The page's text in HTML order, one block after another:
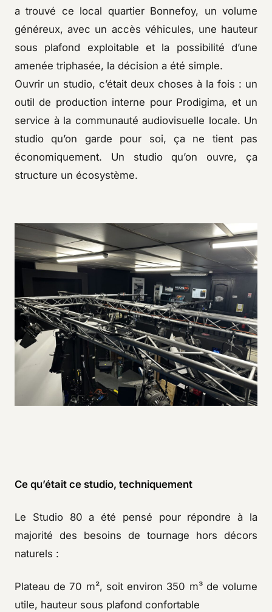
a trouvé ce local quartier Bonnefoy, un volume
généreux, avec un accès véhicules, une hauteur
sous plafond exploitable et la possibilité d’une
amenée triphasée, la décision a été simple.
Ouvrir un studio, c’était deux choses à la fois : un
outil de production interne pour Prodigima, et un
service à la communauté audiovisuelle locale. Un
studio qu’on garde pour soi, ça ne tient pas
économiquement. Un studio qu’on ouvre, ça
structure un écosystème.
Ce qu’était ce studio, techniquement
Le Studio 80 a été pensé pour répondre à la
majorité des besoins de tournage hors décors
naturels :
Plateau de 70 m², soit environ 350 m³ de volume
utile, hauteur sous plafond confortable